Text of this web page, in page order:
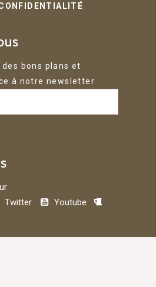
bons plans et
à notre newsletter
Twitter
Youtube